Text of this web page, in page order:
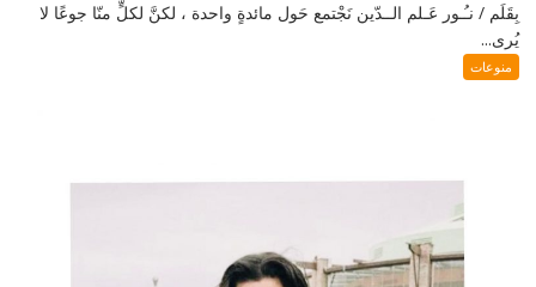
بِقَلَم / نـُـور عَـلم الــدّين نَجْتمع حَول مائدةٍ واحدة ، لكنَّ لكلٍّ منّا جوعًا لا
يُرى...
منوعات